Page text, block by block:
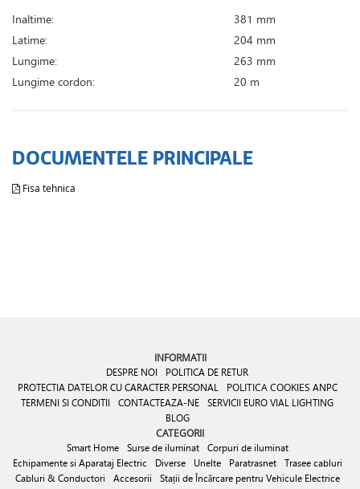
Inaltime:
381 mm
Latime:
204 mm
Lungime:
263 mm
Lungime cordon:
20 m
DOCUMENTELE PRINCIPALE
Fisa tehnica
INFORMATII
DESPRE NOI
POLITICA DE RETUR
PROTECTIA DATELOR CU CARACTER PERSONAL
POLITICA COOKIES ANPC
TERMENI SI CONDITII
CONTACTEAZA-NE SERVICII EURO VIAL LIGHTING
BLOG
CATEGORII
Smart Home Surse de iluminat
Corpuri de iluminat
Echipamente si Aparataj Electric
Diverse Unelte Paratrasnet
Trasee cabluri
Cabluri & Conductori
Accesorii
Stații de Încărcare pentru Vehicule Electrice